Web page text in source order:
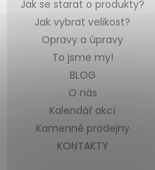
Jak se starat o produkty?
Jak vybrat velikost?
Opravy a úpravy
To jsme my!
BLOG
O nás
Kalendář akcí
Kamenné prodejny
KONTAKTY